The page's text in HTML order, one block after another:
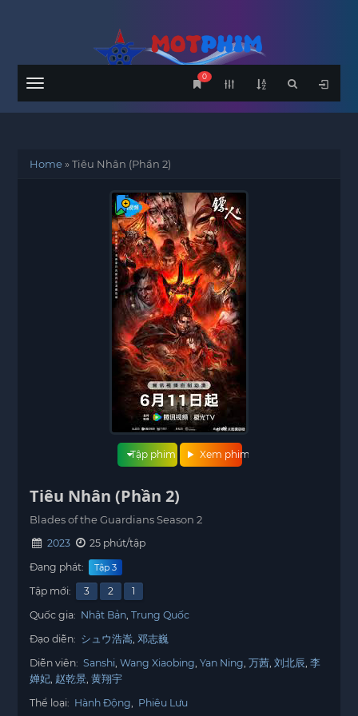
Menu
0
Home»Tiêu Nhân (Phần 2)
Xem phim
Tập phim
Tiêu Nhân (Phần 2)
Blades of the Guardians Season 2
2023
25 phút/tập
Đang phát:
Tập 3
Tập mới: 3 2
1
Quốc gia: Nhật Bản Trung Quốc
Đạo diễn: シュウ浩嵩 邓志巍
Diễn viên: Sanshi Wang Xiaobing Yan Ning 万茜 刘北辰 李
婵妃 赵乾景 黄翔宇
Thể loại: Hành Động, Phiêu Lưu